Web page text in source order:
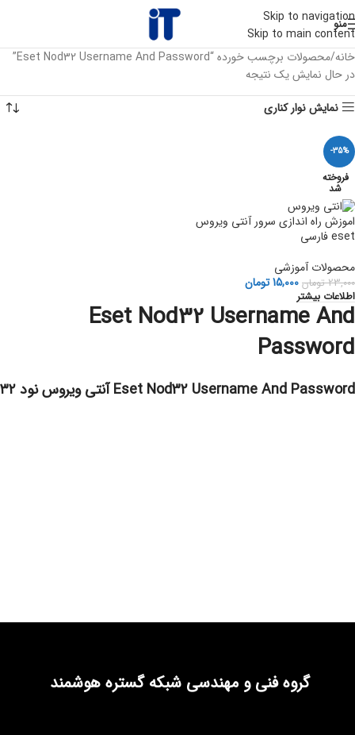
Skip to navigation
Skip to main content
منو
خانه محصولات برچسب خورده “Eset Nod32 Username And Password”
در حال نمایش یک نتیجه
نمایش نوار کناری
-35%
فروخته
شد
اموزش راه اندازی سرور آنتی ویروس
eset فارسی
محصولات آموزشی
23,000 تومان 15,000تومان
اطلاعات بیشتر
Eset Nod32 Username And
Password
Eset Nod32 Username And Password آنتی ویروس نود ۳۲
گروه فنی و مهندسی شبکه گستره هوشمند